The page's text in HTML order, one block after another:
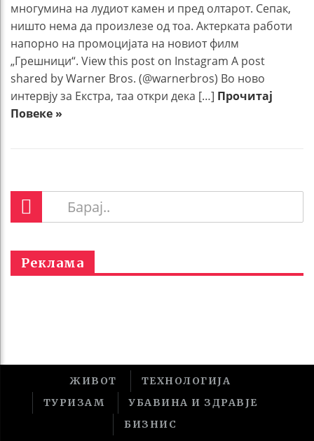
многумина на лудиот камен и пред олтарот. Сепак,
ништо нема да произлезе од тоа. Актерката работи
напорно на промоцијата на новиот филм
„Грешници“. View this post on Instagram A post
shared by Warner Bros. (@warnerbros) Во ново
интервју за Екстра, таа откри дека […] Прочитај
Повеке »
Реклама
ЖИВОТ
ТЕХНОЛОГИЈА
ТУРИЗАМ
УБАВИНА И ЗДРАВЈЕ
БИЗНИС